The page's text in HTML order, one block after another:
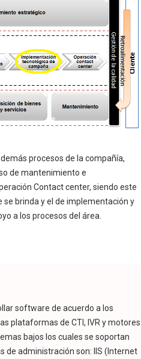
procesos de la compañía,
de mantenimiento e
Contact center, siendo este
brinda y el de implementación y
a los procesos del área.
software de acuerdo a los
plataformas de CTI, IVR y motores
bajos los cuales se soportan
de administración son: IIS (Internet